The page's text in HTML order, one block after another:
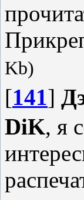
Kb)
[141]
DiK, я